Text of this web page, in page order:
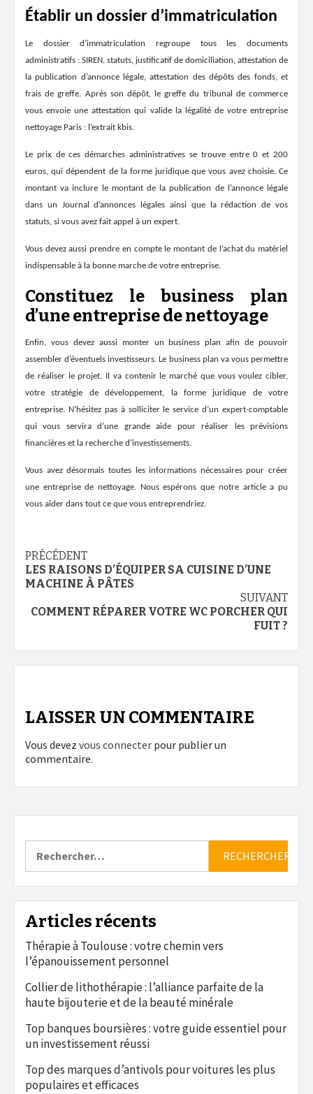
Établir un dossier d’immatriculation
Le dossier d’immatriculation
regroupe tous les documents
administratifs : SIREN, statuts, justificatif de domiciliation, attestation de
la publication d’annonce légale, attestation des dépôts des fonds, et
frais de greffe. Après son dépôt, le greffe du tribunal de commerce
vous envoie une attestation qui valide la légalité de votre entreprise
nettoyage Paris : l’extrait kbis.
Le prix de cesdémarches administratives se trouve entre 0 et 200
euros, qui dépendent de la forme juridique que vous avez choisie. Ce
montant va inclure le montant de la publication de l’annonce légale
dans un Journal d’annonces légales ainsi que la rédaction de vos
statuts, si vous avez fait appel à un expert.
Vous devez aussi prendre en compte le montant de l’achat du matériel
indispensable à la bonne marche de votre entreprise.
Constituez le business plan
d’une entreprise de nettoyage
Enfin, vous devez aussi monter un business plan
afin de pouvoir
assembler d’éventuels investisseurs. Le business plan va vous permettre
de réaliser le projet. Il va contenir le marché que vous voulez cibler,
votre stratégie de développement, la forme juridique de votre
entreprise. N’hésitez pas à solliciter le service d’un expert-comptable
qui vous servira d’une grande aide pour réaliser les prévisions
financières et la recherche d’investissements.
Vous avez désormais toutes les informations nécessaires pour créer
une entreprise de nettoyage. Nous espérons que notre article a pu
vous aider dans tout ce que vous entreprendriez.
Navigation
d’article
PRÉCÉDENT
LES RAISONS D’ÉQUIPER SA CUISINE D’UNE
MACHINE À PÂTES
SUIVANT
COMMENT RÉPARER VOTRE WC PORCHER QUI
FUIT ?
LAISSER UN COMMENTAIRE
Vous devez vous connecter pour publier un
commentaire.
Articles récents
Thérapie à Toulouse : votre chemin vers
l’épanouissement personnel
Collier de lithothérapie : l’alliance parfaite de la
haute bijouterie et de la beauté minérale
Top banques boursières : votre guide essentiel pour
un investissement réussi
Top des marques d’antivols pour voitures les plus
populaires et efficaces